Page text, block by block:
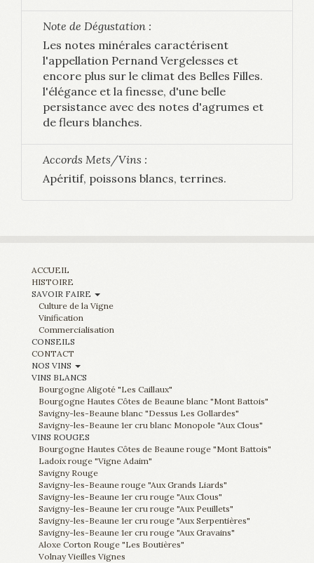
Note de Dégustation :
Les notes minérales caractérisent
l'appellation Pernand Vergelesses et
encore plus sur le climat des Belles Filles.
l'élégance et la finesse, d'une belle
persistance avec des notes d'agrumes et
de fleurs blanches.
Accords Mets/Vins :
Apéritif, poissons blancs, terrines.
ACCUEIL
HISTOIRE
SAVOIR FAIRE
Culture de la Vigne
Vinification
Commercialisation
CONSEILS
CONTACT
NOS VINS
VINS BLANCS
Bourgogne Aligoté "Les Caillaux"
Bourgogne Hautes Côtes de Beaune blanc "Mont Battois"
Savigny-les-Beaune blanc "Dessus Les Gollardes"
Savigny-les-Beaune 1er cru blanc Monopole "Aux Clous"
VINS ROUGES
Bourgogne Hautes Côtes de Beaune rouge "Mont Battois"
Ladoix rouge "Vigne Adaim"
Savigny Rouge
Savigny-les-Beaune rouge "Aux Grands Liards"
Savigny-les-Beaune 1er cru rouge "Aux Clous"
Savigny-les-Beaune 1er cru rouge "Aux Peuillets"
Savigny-les-Beaune 1er cru rouge "Aux Serpentières"
Savigny-les-Beaune 1er cru rouge "Aux Gravains"
Aloxe Corton Rouge "Les Boutières"
Volnay Vieilles Vignes